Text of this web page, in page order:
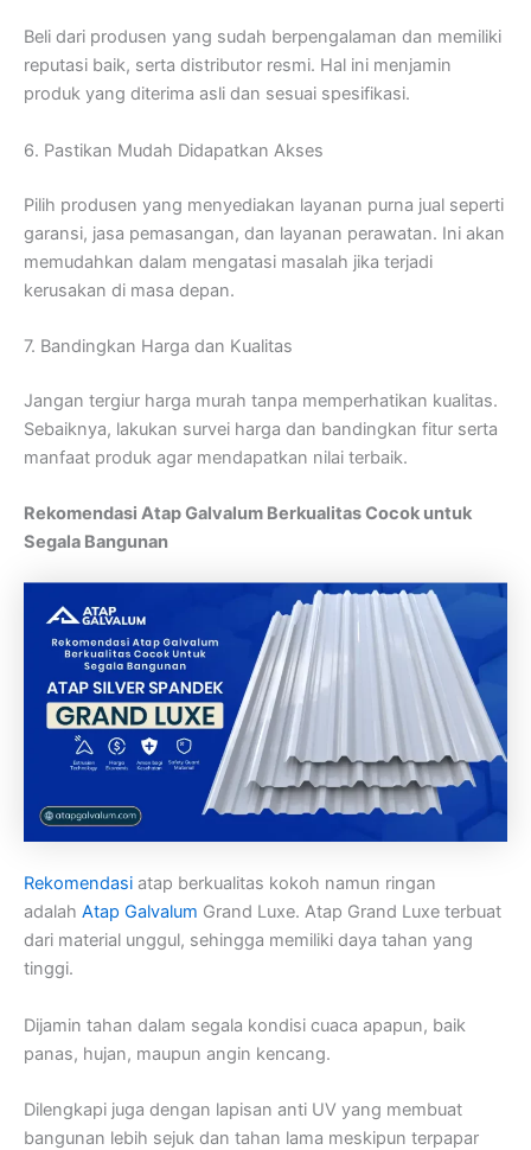
Beli dari produsen yang sudah berpengalaman dan memiliki
reputasi baik, serta distributor resmi. Hal ini menjamin
produk yang diterima asli dan sesuai spesifikasi.
6. Pastikan Mudah Didapatkan Akses
Pilih produsen yang menyediakan layanan purna jual seperti
garansi, jasa pemasangan, dan layanan perawatan. Ini akan
memudahkan dalam mengatasi masalah jika terjadi
kerusakan di masa depan.
7. Bandingkan Harga dan Kualitas
Jangan tergiur harga murah tanpa memperhatikan kualitas.
Sebaiknya, lakukan survei harga dan bandingkan fitur serta
manfaat produk agar mendapatkan nilai terbaik.
Rekomendasi Atap Galvalum Berkualitas Cocok untuk
Segala Bangunan
Rekomendasi atap berkualitas kokoh namun ringan
adalah Atap Galvalum Grand Luxe. Atap Grand Luxe terbuat
dari material unggul, sehingga memiliki daya tahan yang
tinggi.
Dijamin tahan dalam segala kondisi cuaca apapun, baik
panas, hujan, maupun angin kencang.
Dilengkapi juga dengan lapisan anti UV yang membuat
bangunan lebih sejuk dan tahan lama meskipun terpapar